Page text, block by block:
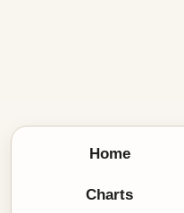
Home
Charts